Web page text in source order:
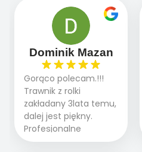
panowie wiedzą co
robią. Wszystko poszło
sprawnie i szybko.
Doradztwo w
pielęgnacji trawnika
teraz i na późniejszym
etapie jest dużym
plusem. Teraz razem
z dzieckiem i małym
pieskiem cieszymy się
pięknym trawnikiem :)
A trawa robi efekt
Dominik Mazan
Gorąco polecam.!!!
Trawnik z rolki
zakładany 3lata temu,
dalej jest piękny.
Profesjonalne
podejście do pracy,